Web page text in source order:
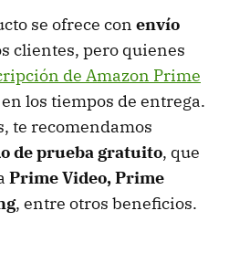
se ofrece con envío
clientes, pero quienes
de Amazon Prime
los tiempos de entrega.
te recomendamos
de prueba gratuito, que
Prime Video, Prime
, entre otros beneficios.